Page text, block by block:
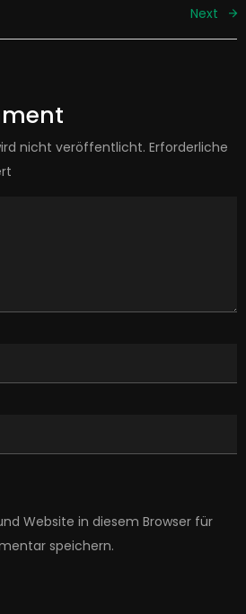
Next
nicht veröffentlicht. Erforderliche
Website in diesem Browser für
speichern.